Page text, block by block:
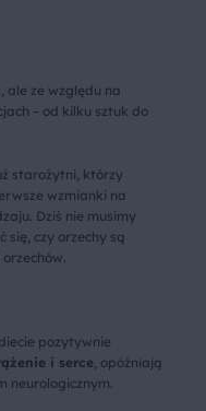
ale ze względu na
– od kilku sztuk do
starożytni, którzy
wzmianki na
Dziś nie musimy
się, czy orzechy są
pozytywnie
i serce , opóźniają
neurologicznym.